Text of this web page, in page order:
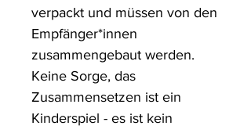
verpackt und müssen von den
Empfänger*innen
zusammengebaut werden.
Keine Sorge, das
Zusammensetzen ist ein
Kinderspiel - es ist kein